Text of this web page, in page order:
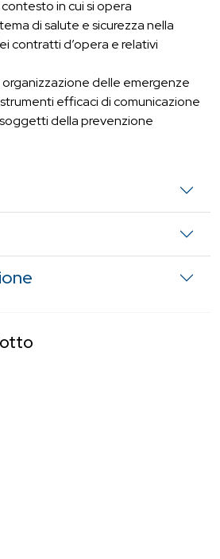
in cui si opera
di salute e sicurezza nella
contratti d’opera e relativi
delle emergenze
efficaci di comunicazione
della prevenzione